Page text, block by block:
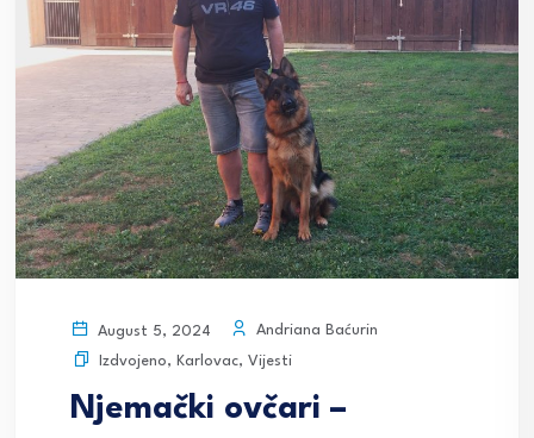
August 5, 2024
Andriana Baćurin
Izdvojeno, Karlovac, Vijesti
Njemački ovčari –